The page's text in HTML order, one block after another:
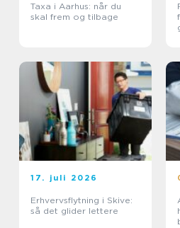
Taxa i Aarhus: når du
skal frem og tilbage
17. juli 2026
Erhvervsflytning i Skive:
så det glider lettere